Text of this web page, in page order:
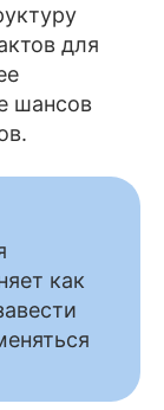
для
шансов
как